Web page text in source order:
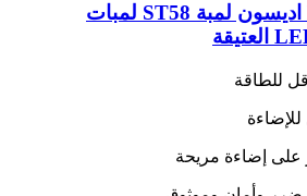
خمر LED اديسون لمبة ST58 لمبات
للطاقة
على إضاءة مريحة